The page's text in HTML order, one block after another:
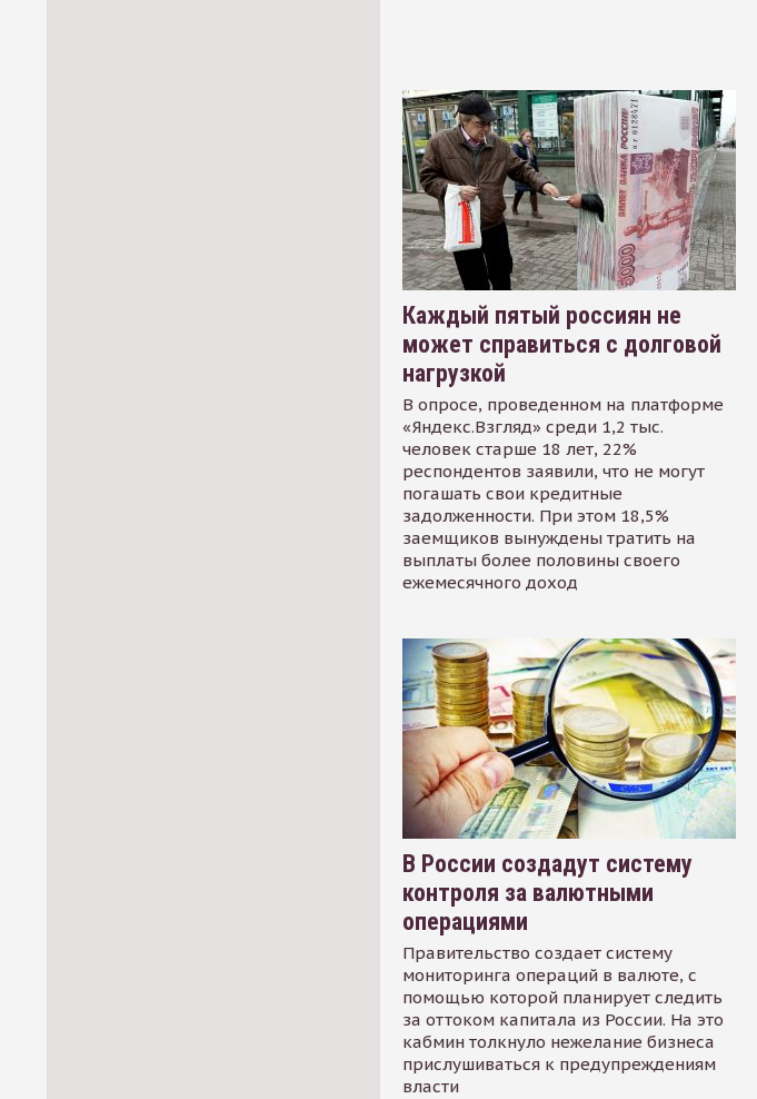
Каждый пятый россиян не
может справиться с долговой
нагрузкой
В опросе, проведенном на платформе
«Яндекс.Взгляд» среди 1,2 тыс.
человек старше 18 лет, 22%
респондентов заявили, что не могут
погашать свои кредитные
задолженности. При этом 18,5%
заемщиков вынуждены тратить на
выплаты более половины своего
ежемесячного доход
В России создадут систему
контроля за валютными
операциями
Правительство создает систему
мониторинга операций в валюте, с
помощью которой планирует следить
за оттоком капитала из России. На это
кабмин толкнуло нежелание бизнеса
прислушиваться к предупреждениям
власти